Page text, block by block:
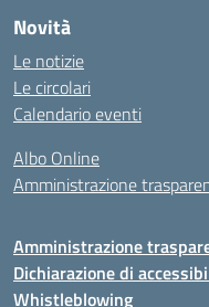
Novità
Le notizie
Le circolari
Calendario eventi
Albo Online
Amministrazione
Amministrazione
Dichiarazione di
Whistleblowing